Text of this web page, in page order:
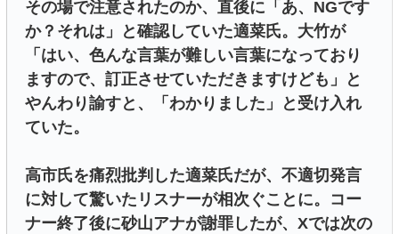
その場で注意されたのか、直後に「あ、NGです
か？それは」と確認していた適菜氏。大竹が
「はい、色んな言葉が難しい言葉になっており
ますので、訂正させていただきますけども」と
やんわり諭すと、「わかりました」と受け入れ
ていた。
高市氏を痛烈批判した適菜氏だが、不適切発言
に対して驚いたリスナーが相次ぐことに。コー
ナー終了後に砂山アナが謝罪したが、Xでは次の